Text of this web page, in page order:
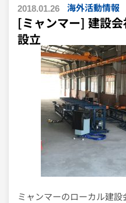
2018.01.26 海外活動情報
[ミャンマー] 建設
設立
ミャンマーのローカル建設